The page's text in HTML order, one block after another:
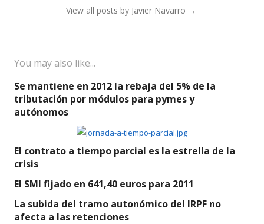
View all posts by Javier Navarro →
You may also like...
Se mantiene en 2012 la rebaja del 5% de la
tributación por módulos para pymes y
autónomos
El contrato a tiempo parcial es la estrella de la
crisis
El SMI fijado en 641,40 euros para 2011
La subida del tramo autonómico del IRPF no
afecta a las retenciones